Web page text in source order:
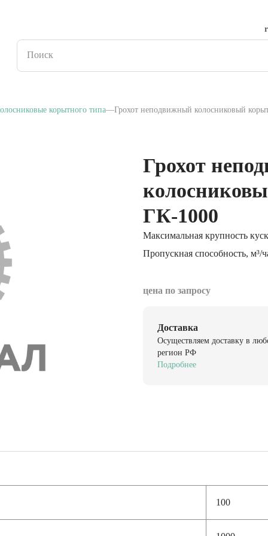
корытного типа Грохот неподвижный колосниковый
Грохот
ГК-1000
Максимальная крупность
Пропускная способность, м³/
цена по запросу
Доставка
Осуществляем доставку в
регион РФ
Подробнее
100